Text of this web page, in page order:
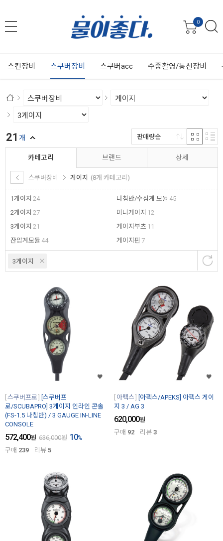
0
스킨장비 스쿠버장비 스쿠버acc 수중촬영/통신장비
카테고리
스쿠버장비 게이지 (8개 카테고리)
1게이지 24
2게이지 27
3게이지 21
잔압계모듈 44
나침반/수심계 모듈 45
미니게이지 12
게이지부츠 11
게이지핀 7
브랜드 상세
3게이지
21 개 판매량순
스쿠버프로
[스쿠버프
로/SCUBAPRO] 3게이지 인라인 콘솔
(FS-1.5 나침반) / 3 GAUGE IN-LINE
CONSOLE
572,400원 636,000원 10%
구매 239 리뷰 5
아펙스
[아펙스/APEKS] 아펙스 게이
지 3 / AG 3
620,000원
구매 92 리뷰 3